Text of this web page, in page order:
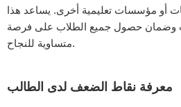
أو مؤسسات تعليمية أخرى. يساعد هذا
وضمان حصول جميع الطلاب على فرصة
متساوية للنجاح.
معرفة نقاط الضعف لدى الطالب